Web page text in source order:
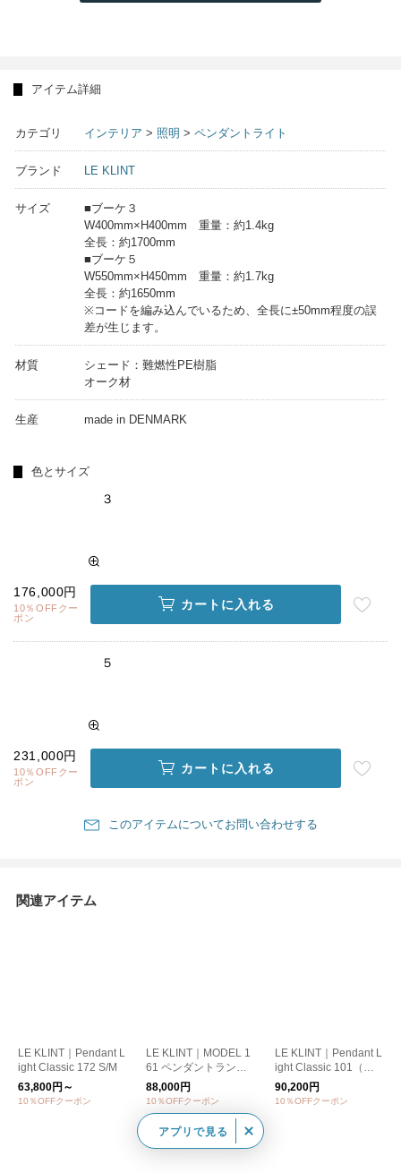
アイテム詳細
カテゴリ インテリア > 照明 > ペンダントライト
ブランド LE KLINT
サイズ
■ブーケ３
W400mm×H400mm 重量：約1.4kg
全長：約1700mm
■ブーケ５
W550mm×H450mm 重量：約1.7kg
全長：約1650mm
※コードを編み込んでいるため、全長に±50mm程度の誤
差が生じます。
材質
シェード：難燃性PE樹脂
オーク材
生産 made in DENMARK
色とサイズ
３
176,000円
10％OFFクー
ポン
カートに入れる
５
231,000円
10％OFFクー
ポン
カートに入れる
このアイテムについてお問い合わせする
関連アイテム
LE KLINT｜Pendant L
ight Classic 172 S/M
63,800円～
10％OFFクーポン
LE KLINT｜MODEL 1
61 ペンダントラン
プ 北欧/照明【お取
り寄せ】
88,000円
10％OFFクーポン
LE KLINT｜Pendant L
ight Classic 101（ペ
ンダントライト クラ
シック101）L【大型
90,200円
10％OFFクーポン
アプリで見る